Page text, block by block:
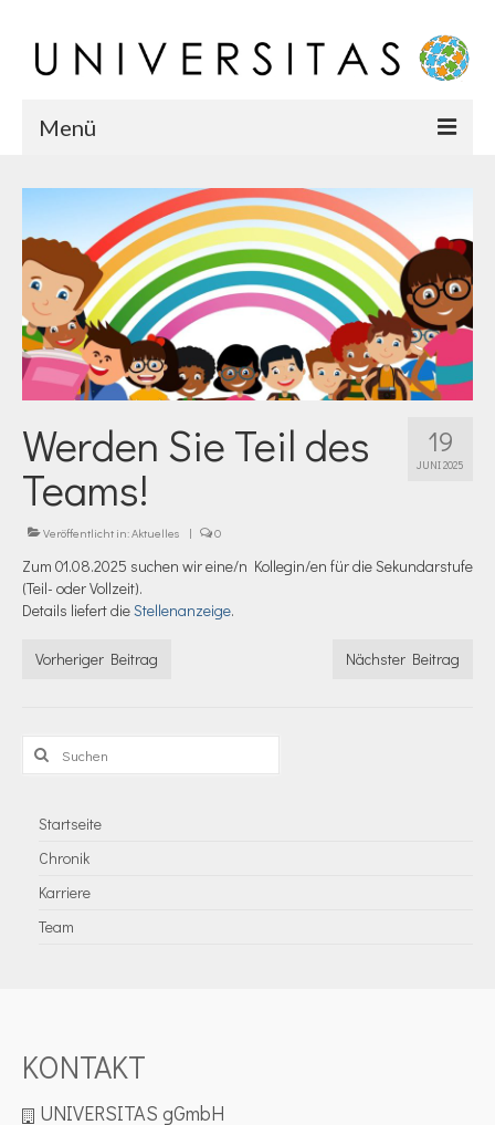
Menü
Startseite
Chronik
Karriere
Team
19
JUNI 2025
Werden Sie Teil des
Teams!
Veröffentlicht in:Aktuelles | 0
Zum 01.08.2025 suchen wir eine/n Kollegin/en für die Sekundarstufe
(Teil- oder Vollzeit).
Details liefert dieStellenanzeige.
Vorheriger Beitrag Nächster Beitrag
Suchen
nach:
Startseite
Chronik
Karriere
Team
KONTAKT
UNIVERSITAS gGmbH